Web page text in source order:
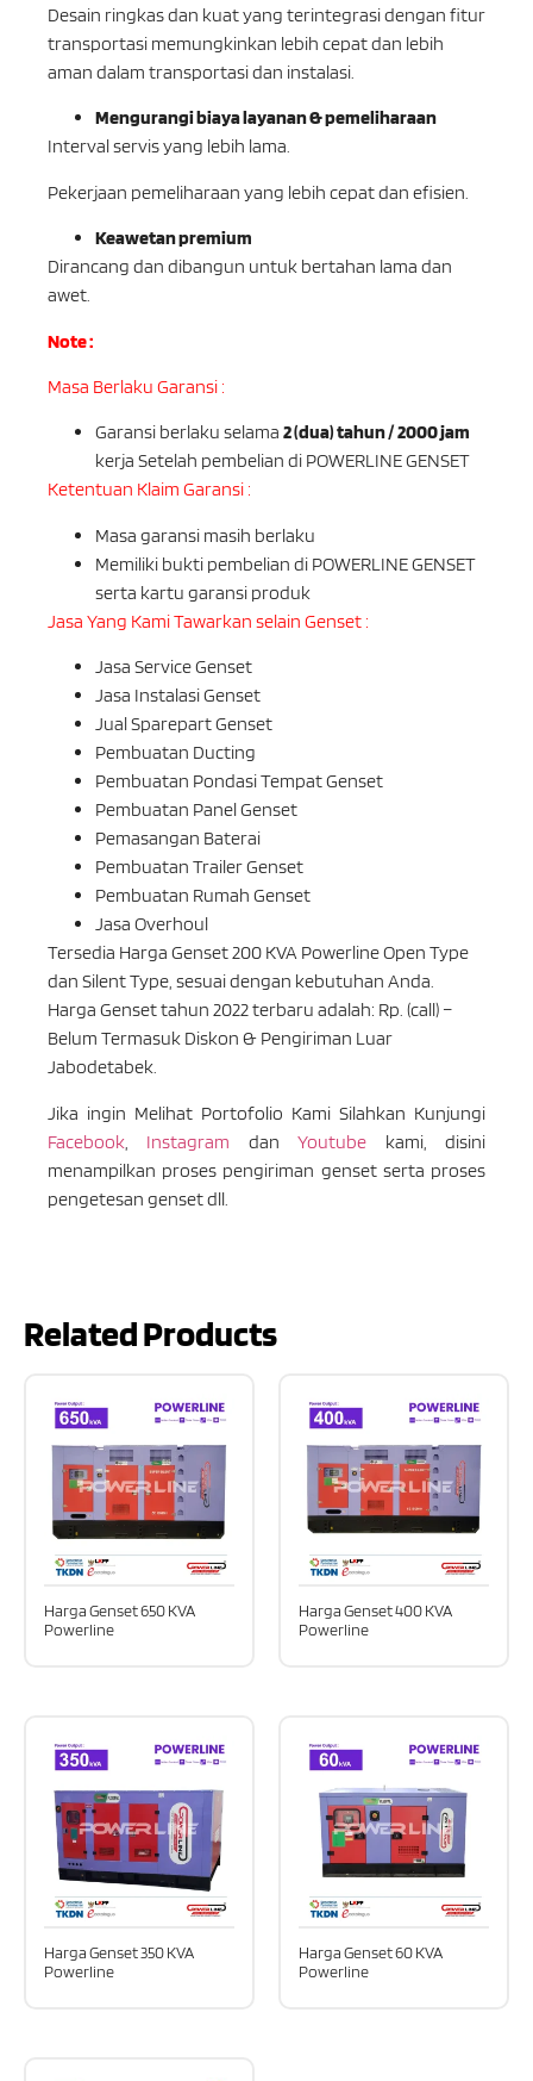
Desain ringkas dan kuat yang terintegrasi dengan fitur
transportasi memungkinkan lebih cepat dan lebih
aman dalam transportasi dan instalasi.
Mengurangi biaya layanan & pemeliharaan
Interval servis yang lebih lama.
Pekerjaan pemeliharaan yang lebih cepat dan efisien.
Keawetan premium
Dirancang dan dibangun untuk bertahan lama dan
awet.
Note :
Masa Berlaku Garansi :
Garansi berlaku selama 2 (dua) tahun / 2000 jam
kerja Setelah pembelian di POWERLINE GENSET
Ketentuan Klaim Garansi :
Masa garansi masih berlaku
Memiliki bukti pembelian di POWERLINE GENSET
serta kartu garansi produk
Jasa Yang Kami Tawarkan selain Genset :
Jasa Service Genset
Jasa Instalasi Genset
Jual Sparepart Genset
Pembuatan Ducting
Pembuatan Pondasi Tempat Genset
Pembuatan Panel Genset
Pemasangan Baterai
Pembuatan Trailer Genset
Pembuatan Rumah Genset
Jasa Overhoul
Tersedia Harga Genset 200 KVA Powerline Open Type
dan Silent Type, sesuai dengan kebutuhan Anda.
Harga Genset tahun 2022 terbaru adalah: Rp. (call) –
Belum Termasuk Diskon & Pengiriman Luar
Jabodetabek.
Jika ingin Melihat Portofolio Kami Silahkan Kunjungi
Facebook
Instagram danYoutube kami, disini
menampilkan proses pengiriman genset serta proses
pengetesan genset dll.
Related Products
Harga Genset 650 KVA
Powerline
Harga Genset 400 KVA
Powerline
Harga Genset 350 KVA
Powerline
Harga Genset 60 KVA
Powerline